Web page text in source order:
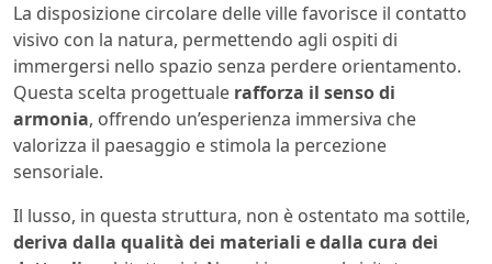
La disposizione circolare delle ville favorisce il contatto
visivo con la natura, permettendo agli ospiti di
immergersi nello spazio senza perdere orientamento.
Questa scelta progettuale rafforza il senso di
armonia, offrendo un’esperienza immersiva che
valorizza il paesaggio e stimola la percezione
sensoriale.
Il lusso, in questa struttura, non è ostentato ma sottile,
deriva dalla qualità dei materiali e dalla cura dei